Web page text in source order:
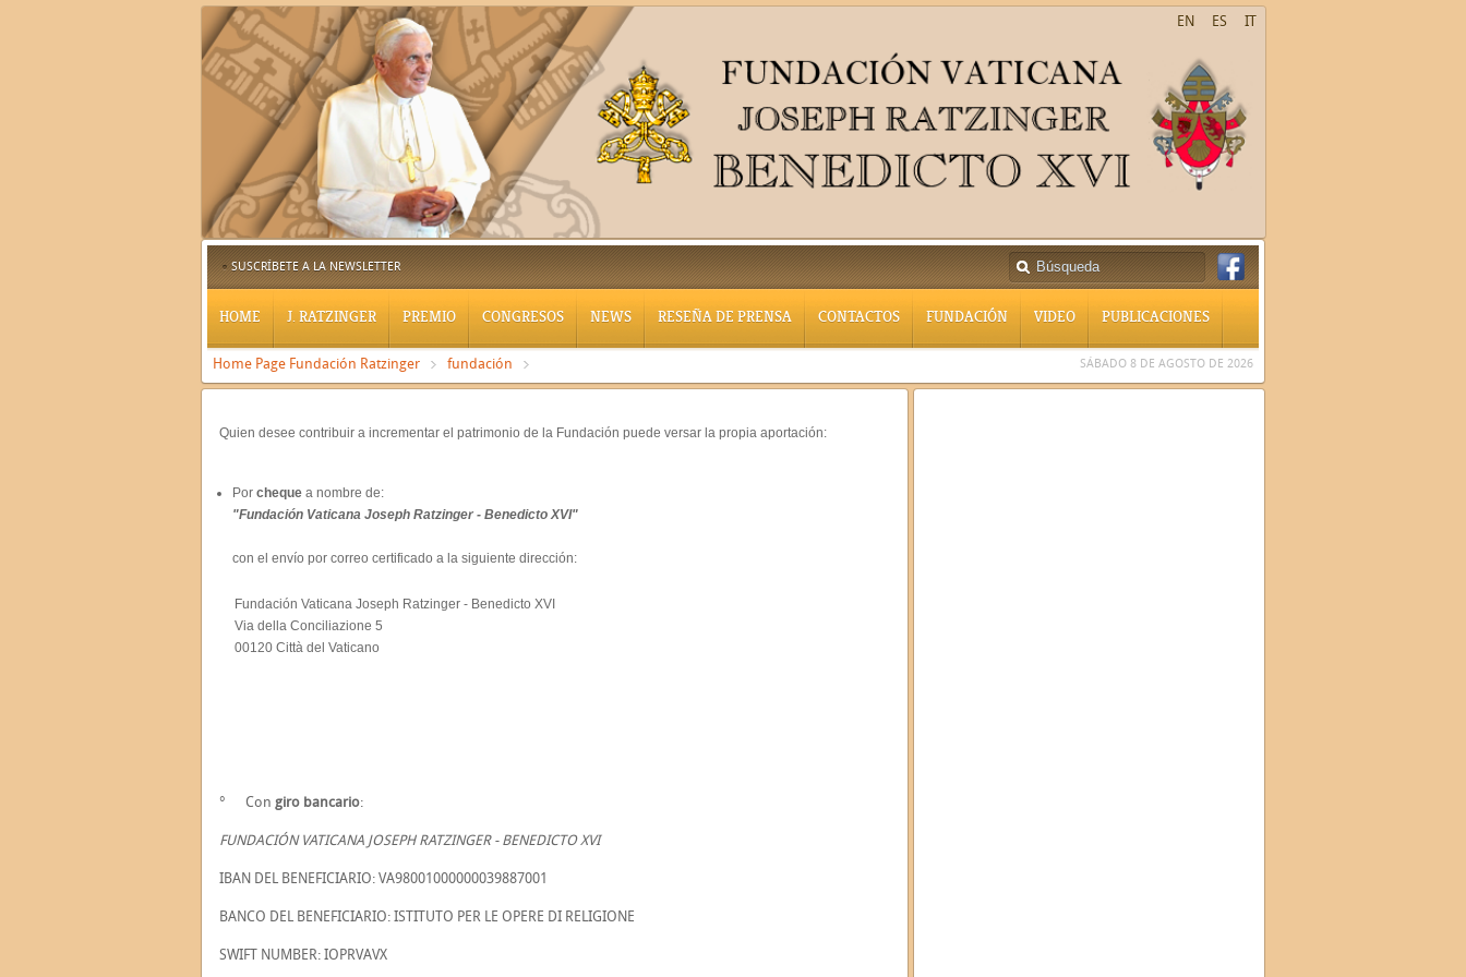
IT
ES
EN
SUSCRÍBETE A LA NEWSLETTER
HOME J. RATZINGER PREMIO CONGRESOS NEWS RESEÑA DE PRENSA CONTACTOS FUNDACIÓN VIDEO PUBLICACIONES
Home Page Fundación Ratzinger fundación SÁBADO 8 DE AGOSTO DE 2026
Quien desee contribuir a incrementar el patrimonio de la Fundación puede versar la propia aportación:
Por cheque a nombre de:
"Fundación Vaticana Joseph Ratzinger - Benedicto XVI"
con el envío por correo certificado a la siguiente dirección:
Fundación Vaticana Joseph Ratzinger - Benedicto XVI
Via della Conciliazione 5
00120 Città del Vaticano
° Con giro bancario:
FUNDACIÓN VATICANA JOSEPH RATZINGER - BENEDICTO XVI
IBAN DEL BENEFICIARIO: VA98001000000039887001
BANCO DEL BENEFICIARIO: ISTITUTO PER LE OPERE DI RELIGIONE
SWIFT NUMBER: IOPRVAVX